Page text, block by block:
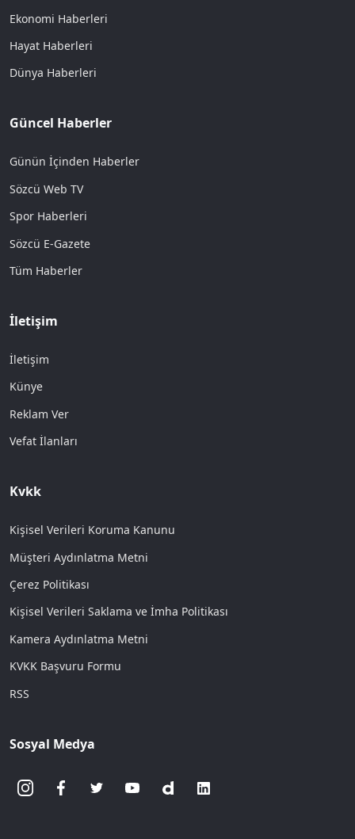
Ekonomi Haberleri
Hayat Haberleri
Dünya Haberleri
Güncel Haberler
Günün İçinden Haberler
Sözcü Web TV
Spor Haberleri
Sözcü E-Gazete
Tüm Haberler
İletişim
İletişim
Künye
Reklam Ver
Vefat İlanları
Kvkk
Kişisel Verileri Koruma Kanunu
Müşteri Aydınlatma Metni
Çerez Politikası
Kişisel Verileri Saklama ve İmha Politikası
Kamera Aydınlatma Metni
KVKK Başvuru Formu
RSS
Sosyal Medya